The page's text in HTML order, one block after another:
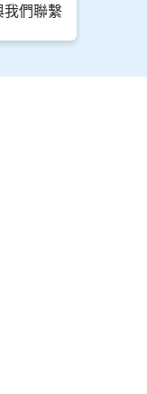
際神的認識，因此
・守誡命與實行真
們聯繫